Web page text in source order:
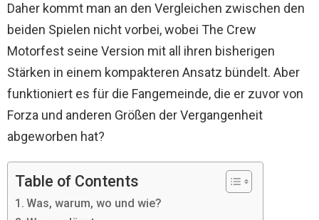
Daher kommt man an den Vergleichen zwischen den
beiden Spielen nicht vorbei, wobei The Crew
Motorfest seine Version mit all ihren bisherigen
Stärken in einem kompakteren Ansatz bündelt. Aber
funktioniert es für die Fangemeinde, die er zuvor von
Forza und anderen Größen der Vergangenheit
abgeworben hat?
Table of Contents
Was, warum, wo und wie?